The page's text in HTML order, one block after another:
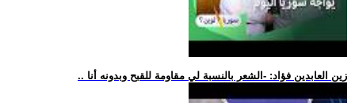
.. زين العابدين فؤاد: -الشعر بالنسبة لي مقاومة للقبح وبدونه أنا